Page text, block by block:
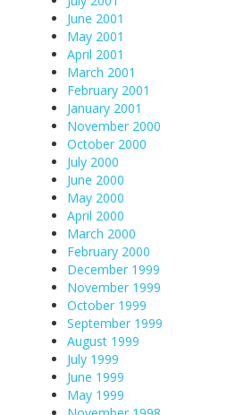
June 2001
May 2001
April 2001
March 2001
February 2001
January 2001
November 2000
October 2000
July 2000
June 2000
May 2000
April 2000
March 2000
February 2000
December 1999
November 1999
October 1999
September 1999
August 1999
July 1999
June 1999
May 1999